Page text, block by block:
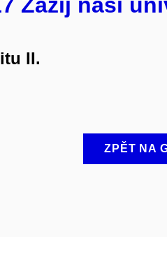
II.
ZPĚT NA